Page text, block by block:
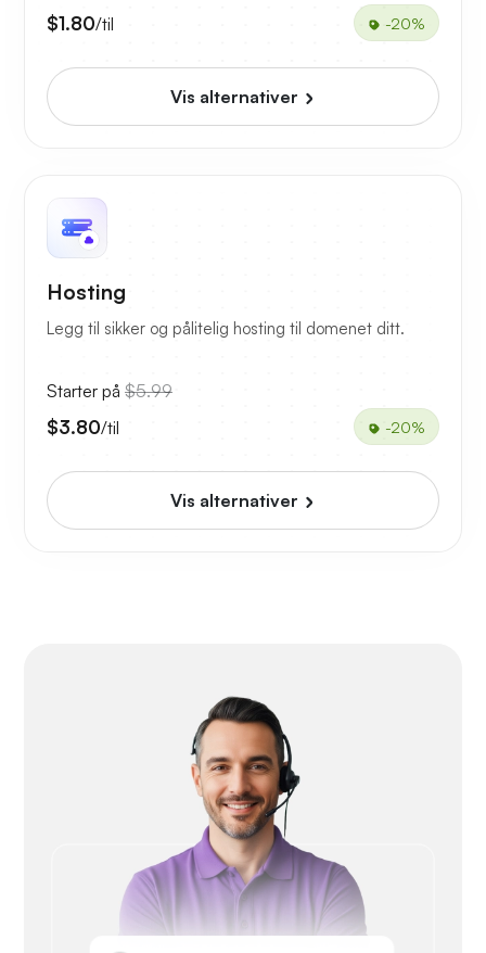
$1.80/til -20%
Vis alternativer
Hosting
Legg til sikker og pålitelig hosting til domenet ditt.
Starter på $5.99
$3.80/til -20%
Vis alternativer